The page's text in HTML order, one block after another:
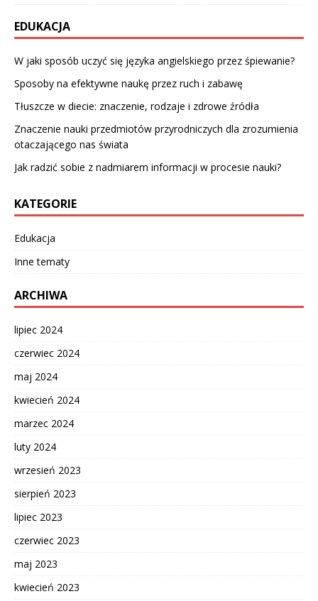
EDUKACJA
W jaki sposób uczyć się języka angielskiego przez śpiewanie?
Sposoby na efektywne naukę przez ruch i zabawę
Tłuszcze w diecie: znaczenie, rodzaje i zdrowe źródła
Znaczenie nauki przedmiotów przyrodniczych dla zrozumienia
otaczającego nas świata
Jak radzić sobie z nadmiarem informacji w procesie nauki?
KATEGORIE
Edukacja
Inne tematy
ARCHIWA
lipiec 2024
czerwiec 2024
maj 2024
kwiecień 2024
marzec 2024
luty 2024
wrzesień 2023
sierpień 2023
lipiec 2023
czerwiec 2023
maj 2023
kwiecień 2023